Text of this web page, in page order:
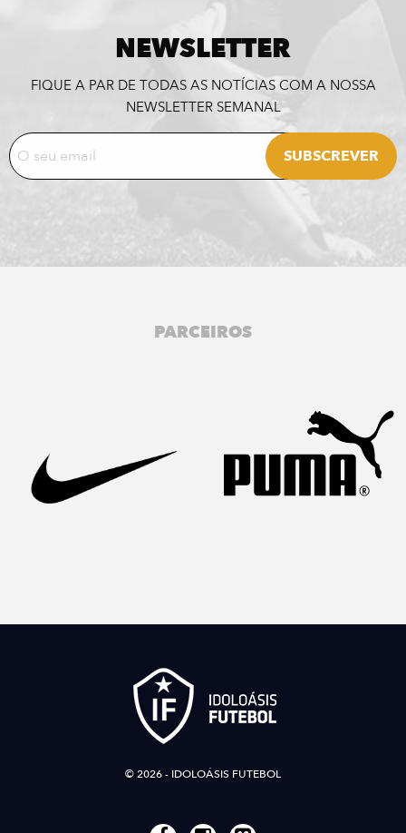
NEWSLETTER
FIQUE A PAR DE TODAS AS NOTÍCIAS COM A NOSSA
NEWSLETTER SEMANAL
PARCEIROS
© 2026 - IDOLOÁSIS FUTEBOL